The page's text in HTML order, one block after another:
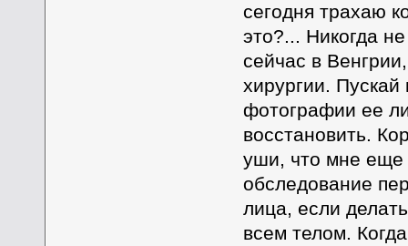
сегодня трахаю
это?... Никогда
сейчас в
хирургии. Пускай
фотографии ее
восстановить.
уши, что мне еще
обследование
лица, если
всем телом.